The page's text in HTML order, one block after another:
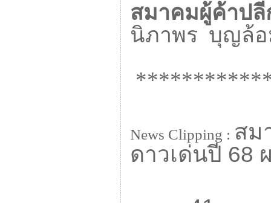
สมาคมผู้ค้าปลี
นิภาพร บุญล้
News Clipping : สม
ดาวเด่นปี 68